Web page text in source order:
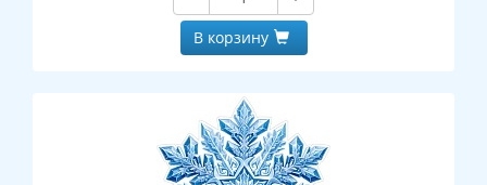
В корзину